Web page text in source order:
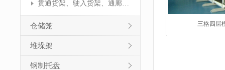
贯通货架、驶入货架、通廊货架
仓储笼
堆垛架
钢制托盘
三格四层